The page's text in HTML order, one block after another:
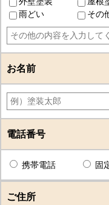
雨どい
その
お名前
電話番号
携帯電話 固
ご住所